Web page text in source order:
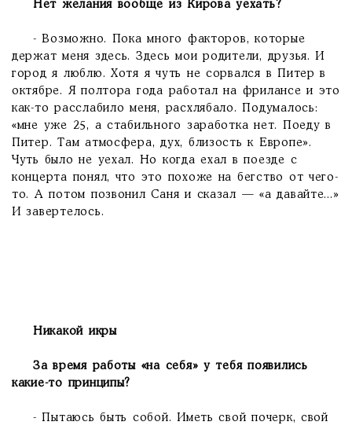
Нет желания вообще из Кирова уехать?
- Возможно. Пока много факторов, которые
держат меня здесь. Здесь мои родители, друзья. И
город я люблю. Хотя я чуть не сорвался в Питер в
октябре. Я полтора года работал на фрилансе и это
как-то расслабило меня, расхлябало. Подумалось:
«мне уже 25, а стабильного заработка нет. Поеду в
Питер. Там атмосфера, дух, близость к Европе».
Чуть было не уехал. Но когда ехал в поезде с
концерта понял, что это похоже на бегство от чего-
то. А потом позвонил Саня и сказал — «а давайте...»
И завертелось.
Никакой икры
За время работы «на себя» у тебя появились
какие-то принципы?
- Пытаюсь быть собой. Иметь свой почерк, свой